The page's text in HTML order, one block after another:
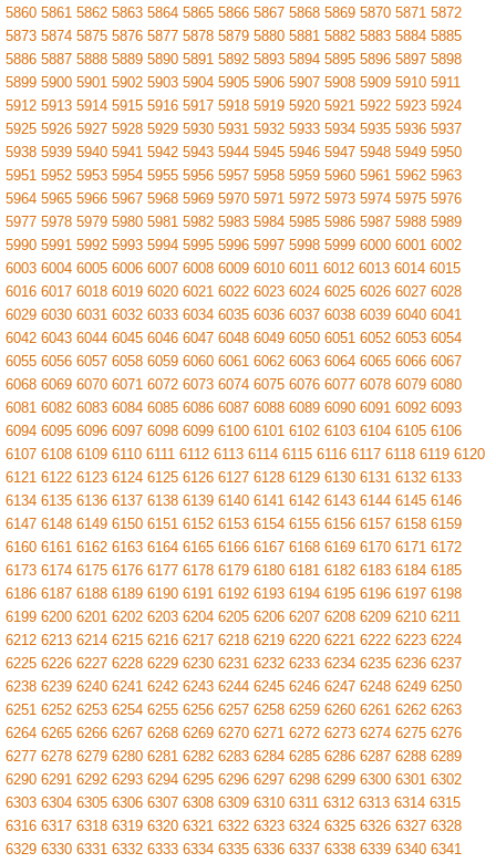
5860 5861 5862 5863 5864 5865 5866 5867 5868 5869 5870 5871 5872
5873 5874 5875 5876 5877 5878 5879 5880 5881 5882 5883 5884 5885
5886 5887 5888 5889 5890 5891 5892 5893 5894 5895 5896 5897 5898
5899 5900 5901 5902 5903 5904 5905 5906 5907 5908 5909 5910 5911
5912 5913 5914 5915 5916 5917 5918 5919 5920 5921 5922 5923 5924
5925 5926 5927 5928 5929 5930 5931 5932 5933 5934 5935 5936 5937
5938 5939 5940 5941 5942 5943 5944 5945 5946 5947 5948 5949 5950
5951 5952 5953 5954 5955 5956 5957 5958 5959 5960 5961 5962 5963
5964 5965 5966 5967 5968 5969 5970 5971 5972 5973 5974 5975 5976
5977 5978 5979 5980 5981 5982 5983 5984 5985 5986 5987 5988 5989
5990 5991 5992 5993 5994 5995 5996 5997 5998 5999 6000 6001 6002
6003 6004 6005 6006 6007 6008 6009 6010 6011 6012 6013 6014 6015
6016 6017 6018 6019 6020 6021 6022 6023 6024 6025 6026 6027 6028
6029 6030 6031 6032 6033 6034 6035 6036 6037 6038 6039 6040 6041
6042 6043 6044 6045 6046 6047 6048 6049 6050 6051 6052 6053 6054
6055 6056 6057 6058 6059 6060 6061 6062 6063 6064 6065 6066 6067
6068 6069 6070 6071 6072 6073 6074 6075 6076 6077 6078 6079 6080
6081 6082 6083 6084 6085 6086 6087 6088 6089 6090 6091 6092 6093
6094 6095 6096 6097 6098 6099 6100 6101 6102 6103 6104 6105 6106
6107 6108 6109 6110 6111 6112 6113 6114 6115 6116 6117 6118 6119 6120
6121 6122 6123 6124 6125 6126 6127 6128 6129 6130 6131 6132 6133
6134 6135 6136 6137 6138 6139 6140 6141 6142 6143 6144 6145 6146
6147 6148 6149 6150 6151 6152 6153 6154 6155 6156 6157 6158 6159
6160 6161 6162 6163 6164 6165 6166 6167 6168 6169 6170 6171 6172
6173 6174 6175 6176 6177 6178 6179 6180 6181 6182 6183 6184 6185
6186 6187 6188 6189 6190 6191 6192 6193 6194 6195 6196 6197 6198
6199 6200 6201 6202 6203 6204 6205 6206 6207 6208 6209 6210 6211
6212 6213 6214 6215 6216 6217 6218 6219 6220 6221 6222 6223 6224
6225 6226 6227 6228 6229 6230 6231 6232 6233 6234 6235 6236 6237
6238 6239 6240 6241 6242 6243 6244 6245 6246 6247 6248 6249 6250
6251 6252 6253 6254 6255 6256 6257 6258 6259 6260 6261 6262 6263
6264 6265 6266 6267 6268 6269 6270 6271 6272 6273 6274 6275 6276
6277 6278 6279 6280 6281 6282 6283 6284 6285 6286 6287 6288 6289
6290 6291 6292 6293 6294 6295 6296 6297 6298 6299 6300 6301 6302
6303 6304 6305 6306 6307 6308 6309 6310 6311 6312 6313 6314 6315
6316 6317 6318 6319 6320 6321 6322 6323 6324 6325 6326 6327 6328
6329 6330 6331 6332 6333 6334 6335 6336 6337 6338 6339 6340 6341